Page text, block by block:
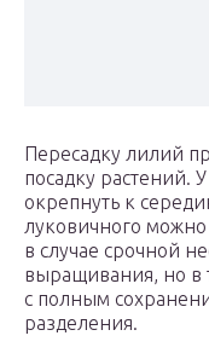
Пересадку лилий
посадку растений.
окрепнуть к
луковичного
в случае срочной
выращивания, но в
с полным
разделения.